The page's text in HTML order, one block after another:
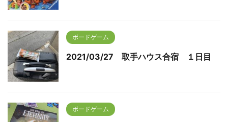
ボードゲーム
2021/03/27 取手ハウス合宿 １日目
ボードゲーム